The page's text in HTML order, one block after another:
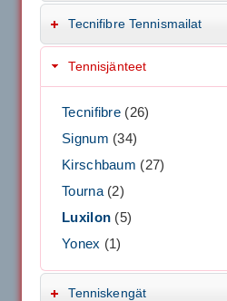
Tecnifibre Tennismailat
Tennisjänteet
Tecnifibre (26)
Signum (34)
Kirschbaum (27)
Tourna(2)
Luxilon (5)
Yonex (1)
Tenniskengät